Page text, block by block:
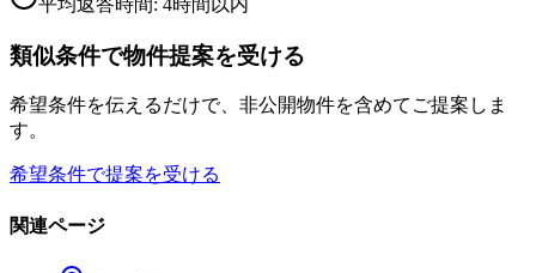
平均返答時間: 4時間以内
類似条件で物件提案を受ける
希望条件を伝えるだけで、非公開物件を含めてご提案しま
す。
希望条件で提案を受ける
関連ページ